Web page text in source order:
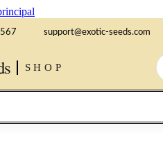
support@exotic-seeds.com
SHOP